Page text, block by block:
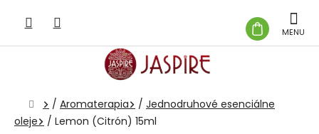
obsah
KOŠÍK
Domov
/ Aromaterapia / Jednodruhové esenciálne
oleje
/ Lemon (Citrón) 15ml